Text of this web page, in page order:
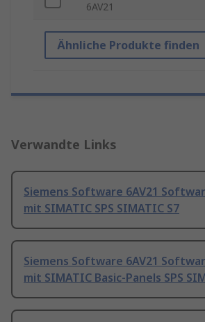
6AV21
Ähnliche Produkte finden
Verwandte Links
Siemens Software 6AV21
mit SIMATIC SPS SIMATIC S7
Siemens Software 6AV21
mit SIMATIC Basic-Panels SPS